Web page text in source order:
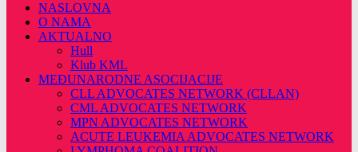
stranicu
NASLOVNA
O NAMA
AKTUALNO
Hull
Klub KML
MEĐUNARODNE ASOCIJACIJE
CLL ADVOCATES NETWORK (CLLAN)
CML ADVOCATES NETWORK
MPN ADVOCATES NETWORK
ACUTE LEUKEMIA ADVOCATES NETWORK